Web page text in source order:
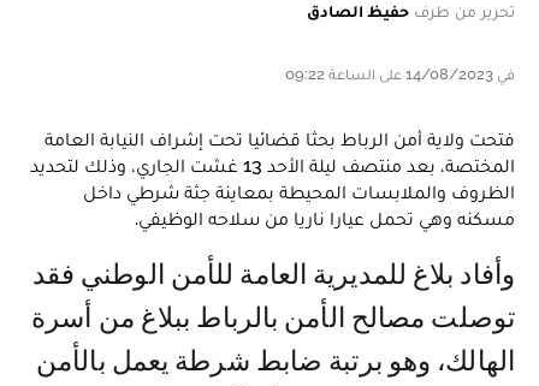
تحرير من طرف حفيظ الصادق
في 14/08/2023 على الساعة 09:22
فتحت ولاية أمن الرباط بحثا قضائيا تحت إشراف النيابة العامة
المختصة، بعد منتصف ليلة الأحد 13 غشت الجاري، وذلك لتحديد
الظروف والملابسات المحيطة بمعاينة جثة شرطي داخل
مسكنه وهي تحمل عيارا ناريا من سلاحه الوظيفي.
وأفاد بلاغ للمديرية العامة للأمن الوطني فقد
توصلت مصالح الأمن بالرباط ببلاغ من أسرة
الهالك، وهو برتبة ضابط شرطة يعمل بالأمن